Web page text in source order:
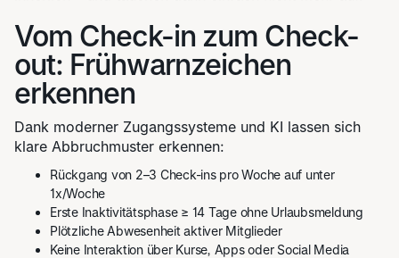
Vom Check-in zum Check-
out: Frühwarnzeichen
erkennen
Dank moderner Zugangssysteme und KI lassen sich
klare Abbruchmuster erkennen:
Rückgang von 2–3 Check-ins pro Woche auf unter
1x/Woche
Erste Inaktivitätsphase ≥ 14 Tage ohne Urlaubsmeldung
Plötzliche Abwesenheit aktiver Mitglieder
Keine Interaktion über Kurse, Apps oder Social Media